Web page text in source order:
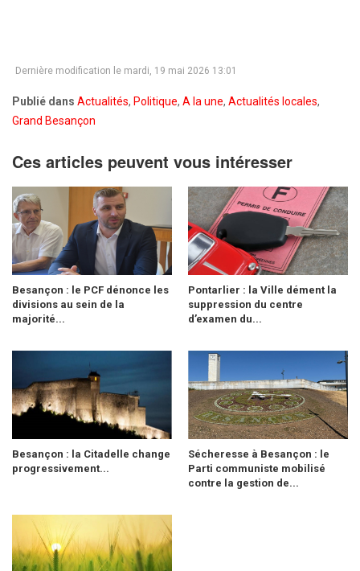
Dernière modification le mardi, 19 mai 2026 13:01
Publié dans Actualités, Politique, A la une, Actualités locales,
Grand Besançon
Ces articles peuvent vous intéresser
Besançon : le PCF dénonce les
divisions au sein de la
majorité...
Pontarlier : la Ville dément la
suppression du centre
d’examen du...
Besançon : la Citadelle change
progressivement...
Sécheresse à Besançon : le
Parti communiste mobilisé
contre la gestion de...